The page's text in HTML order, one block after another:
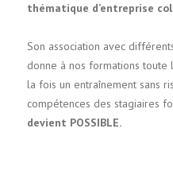
thématique d’entreprise
Son association avec
donne à nos formations toute
la fois un entraînement sans
compétences des stagiaires
devient POSSIBLE.